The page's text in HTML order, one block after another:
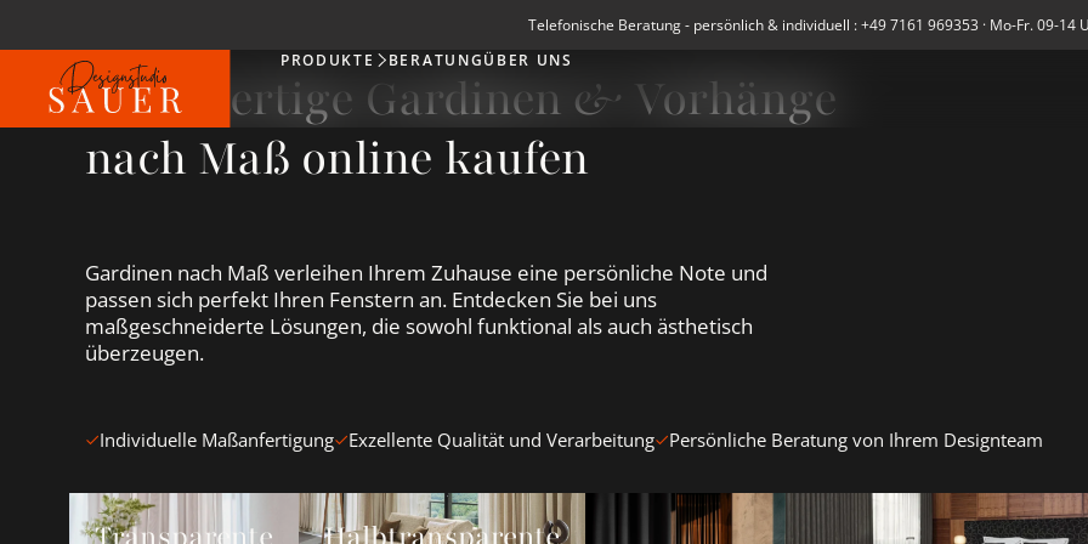
Telefonische Beratung - persönlich & individuell : +49 7161 969353 · Mo-Fr. 09-14
Produkte
PRODUKTE BERATUNGÜBER UNS
Hochwertige Gardinen & Vorhänge
nach Maß online kaufen
Gardinen nach Maß verleihen Ihrem Zuhause eine persönliche Note und
passen sich perfekt Ihren Fenstern an. Entdecken Sie bei uns
maßgeschneiderte Lösungen, die sowohl funktional als auch ästhetisch
überzeugen.
Individuelle Maßanfertigung Exzellente Qualität und Verarbeitung Persönliche Beratung von Ihrem Designteam
Transparente Gardinen &amp; Vorhänge ansehenHalbtransparente Gardinen &amp; Vorhänge ansehen
Blickdichte Vorhänge ansehenVerdunkelungsvorhänge